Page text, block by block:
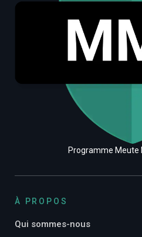
Programme
À PROPOS
Qui sommes-nous